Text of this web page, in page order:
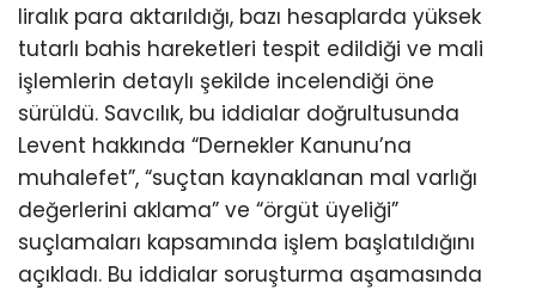
liralık para aktarıldığı, bazı hesaplarda yüksek
tutarlı bahis hareketleri tespit edildiği ve mali
işlemlerin detaylı şekilde incelendiği öne
sürüldü. Savcılık, bu iddialar doğrultusunda
Levent hakkında “Dernekler Kanunu’na
muhalefet”, “suçtan kaynaklanan mal varlığı
değerlerini aklama” ve “örgüt üyeliği”
suçlamaları kapsamında işlem başlatıldığını
açıkladı. Bu iddialar soruşturma aşamasında